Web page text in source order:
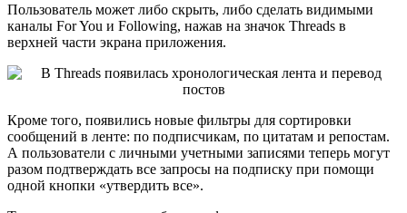
Пользователь может либо скрыть, либо сделать видимыми
каналы For You и Following, нажав на значок Threads в
верхней части экрана приложения.
Кроме того, появились новые фильтры для сортировки
сообщений в ленте: по подписчикам, по цитатам и репостам.
А пользователи с личными учетными записями теперь могут
разом подтверждать все запросы на подписку при помощи
одной кнопки «утвердить все».